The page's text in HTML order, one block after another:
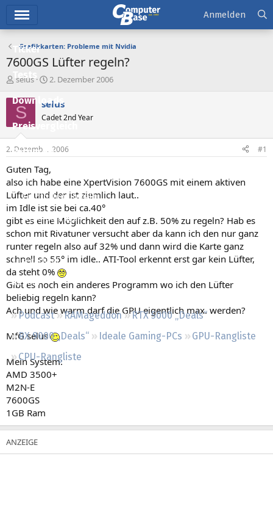
Ticker
Tests
Downloads
Preisvergleich
Forum
Aktuelles
Empfohlene Inhalte
Neue Beiträge
Neueste Aktivitäten
Leserartikel
Regeln
Podcast RAMageddon
RTX 5000 „Deals“
RX 9000 „Deals“
Ideale Gaming-PCs
GPU-Rangliste
CPU-Rangliste
Anmelden
Grafikkarten: Probleme mit Nvidia
7600GS Lüfter regeln?
E
s
t
e
l
e
r
selus
E
s
e
t
m
2. Dezember 2006
S selus
Cadet 2nd Year
2. Dezember 2006 #1
Guten Tag,
also ich habe eine XpertVision 7600GS mit einem aktiven
Lüfter und der ist ziemlich laut..
im Idle ist sie bei ca.40°
gibt es eine Möglichkeit den auf z.B. 50% zu regeln? Hab es
schon mit Rivatuner versucht aber da kann ich den nur ganz
runter regeln also auf 32% und dann wird die Karte ganz
schnell so 55° im idle.. ATI-Tool erkennt erst gar kein Lüfter,
da steht 0%
Gibt es noch ein anderes Programm wo ich den Lüfter
beliebig regeln kann?
Ach und wie warm darf die GPU eigentlich max. werden?
MfG selus
Mein System:
AMD 3500+
M2N-E
7600GS
1GB Ram